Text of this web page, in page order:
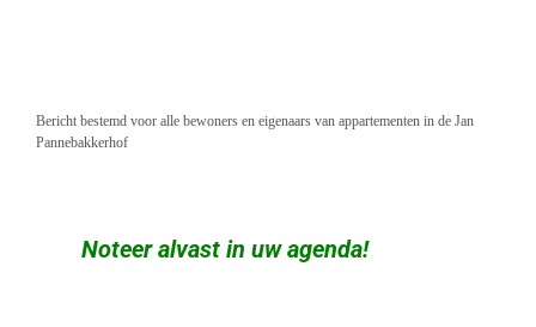
Bericht bestemd voor alle bewoners en eigenaars van appartementen in de Jan
Pannebakkerhof
Noteer alvast in uw agenda!